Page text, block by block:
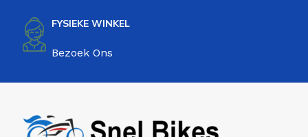
FYSIEKE WINKEL
Bezoek Ons